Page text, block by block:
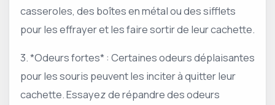
casseroles, des boîtes en métal ou des sifflets
pour les effrayer et les faire sortir de leur cachette.
3. *Odeurs fortes* : Certaines odeurs déplaisantes
pour les souris peuvent les inciter à quitter leur
cachette. Essayez de répandre des odeurs